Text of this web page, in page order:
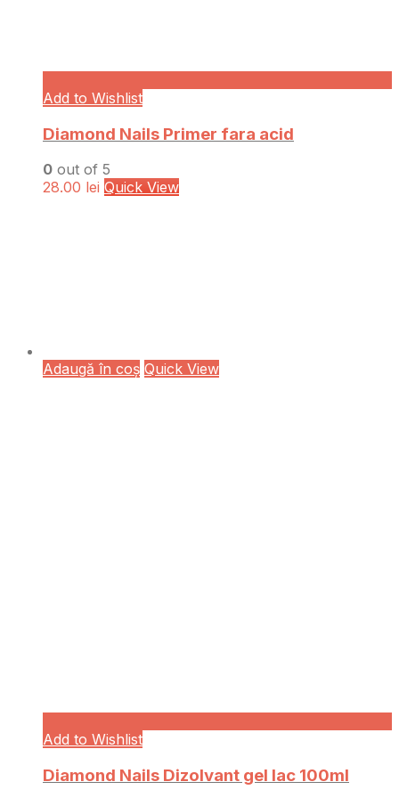
Add to Wishlist
Diamond Nails Primer fara acid
0 out of 5
28.00 lei Quick View
Adaugă în coș Quick View
Add to Wishlist
Diamond Nails Dizolvant gel lac 100ml